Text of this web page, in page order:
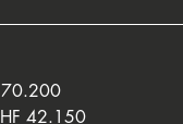
70.200
42.150